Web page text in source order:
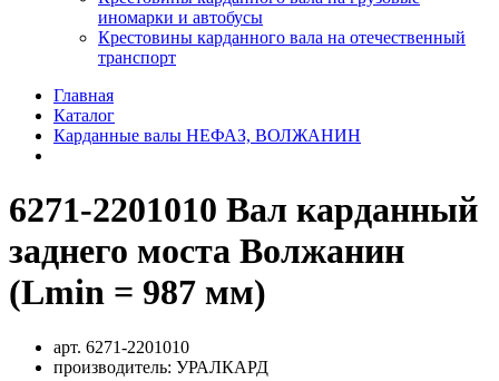
иномарки и автобусы
Крестовины карданного вала на отечественный
транспорт
Главная
Каталог
Карданные валы НЕФАЗ, ВОЛЖАНИН
6271-2201010 Вал карданный
заднего моста Волжанин
(Lmin = 987 мм)
арт. 6271-2201010
производитель: УРАЛКАРД